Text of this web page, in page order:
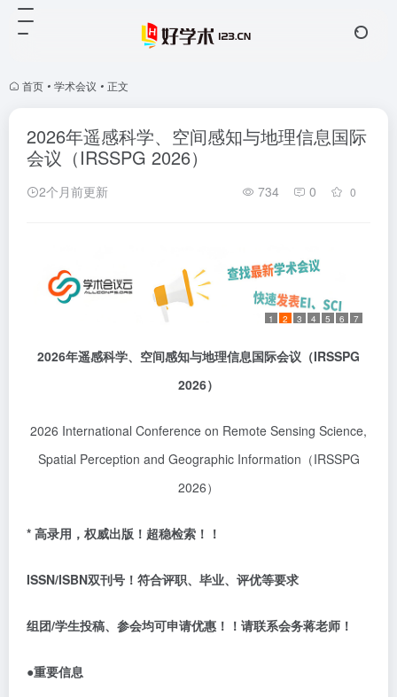
首页 • 学术会议 • 正文
2026年遥感科学、空间感知与地理信息国际
会议（IRSSPG 2026）
2个月前更新 734 0 0
1 2 3 4 5 6 7
2026年遥感科学、空间感知与地理信息国际会议 （IRSSPG
2026）
2026 International Conference on Remote Sensing Science,
Spatial Perception and Geographic Information（IRSSPG
2026）
* 高录用，权威出版！超稳检索！！
ISSN/ISBN双刊号！符合评职、毕业、评优等要求
组团/学生投稿、参会均可申请优惠！！请联系会务蒋老师！
●重要信息